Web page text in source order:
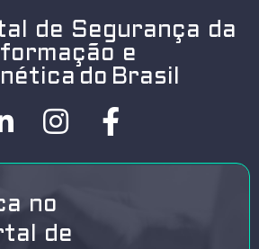
de Segurança da
e
do Brasil
no
de